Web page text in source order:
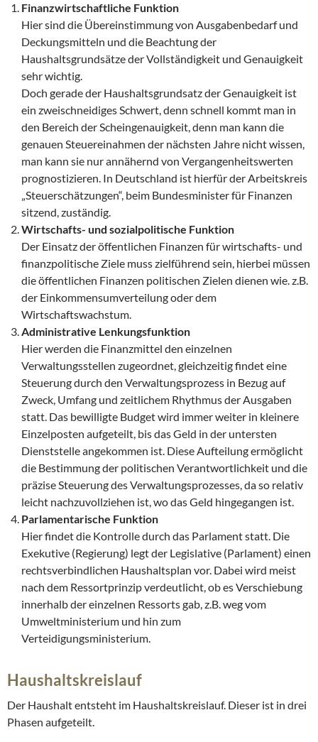
Finanzwirtschaftliche Funktion
Hier sind die Übereinstimmung von Ausgabenbedarf und
Deckungsmitteln und die Beachtung der
Haushaltsgrundsätze der Vollständigkeit und Genauigkeit
sehr wichtig.
Doch gerade der Haushaltsgrundsatz der Genauigkeit ist
ein zweischneidiges Schwert, denn schnell kommt man in
den Bereich der Scheingenauigkeit, denn man kann die
genauen Steuereinahmen der nächsten Jahre nicht wissen,
man kann sie nur annähernd von Vergangenheitswerten
prognostizieren. In Deutschland ist hierfür der Arbeitskreis
„Steuerschätzungen“, beim Bundesminister für Finanzen
sitzend, zuständig.
Wirtschafts- und sozialpolitische Funktion
Der Einsatz der öffentlichen Finanzen für wirtschafts- und
finanzpolitische Ziele muss zielführend sein, hierbei müssen
die öffentlichen Finanzen politischen Zielen dienen wie. z.B.
der Einkommensumverteilung oder dem
Wirtschaftswachstum.
Administrative Lenkungsfunktion
Hier werden die Finanzmittel den einzelnen
Verwaltungsstellen zugeordnet, gleichzeitig findet eine
Steuerung durch den Verwaltungsprozess in Bezug auf
Zweck, Umfang und zeitlichem Rhythmus der Ausgaben
statt. Das bewilligte Budget wird immer weiter in kleinere
Einzelposten aufgeteilt, bis das Geld in der untersten
Dienststelle angekommen ist. Diese Aufteilung ermöglicht
die Bestimmung der politischen Verantwortlichkeit und die
präzise Steuerung des Verwaltungsprozesses, da so relativ
leicht nachzuvollziehen ist, wo das Geld hingegangen ist.
Parlamentarische Funktion
Hier findet die Kontrolle durch das Parlament statt. Die
Exekutive (Regierung) legt der Legislative (Parlament) einen
rechtsverbindlichen Haushaltsplan vor. Dabei wird meist
nach dem Ressortprinzip verdeutlicht, ob es Verschiebung
innerhalb der einzelnen Ressorts gab, z.B. weg vom
Umweltministerium und hin zum
Verteidigungsministerium.
Haushaltskreislauf
Der Haushalt entsteht im Haushaltskreislauf. Dieser ist in drei
Phasen aufgeteilt.